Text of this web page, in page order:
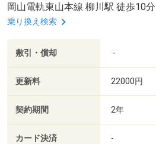
岡山電軌東山本線 柳川駅 徒歩10分
乗り換え検索
敷引・償却 -
更新料 22000円
契約期間 2年
カード決済 -